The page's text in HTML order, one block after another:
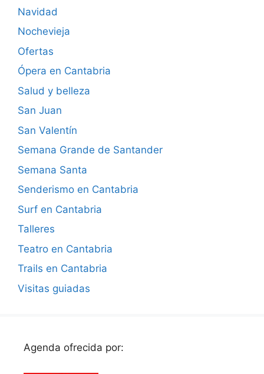
Navidad
Nochevieja
Ofertas
Ópera en Cantabria
Salud y belleza
San Juan
San Valentín
Semana Grande de Santander
Semana Santa
Senderismo en Cantabria
Surf en Cantabria
Talleres
Teatro en Cantabria
Trails en Cantabria
Visitas guiadas
Agenda ofrecida por: